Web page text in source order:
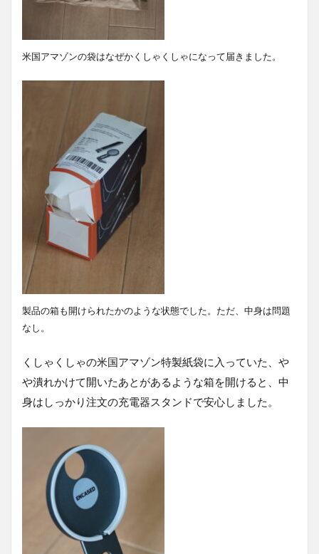
米国アマゾンの袋はなぜかくしゃくしゃになって届きました。
製品の箱も開けられたかのような状態でした。ただ、中身は問題
なし。
くしゃくしゃの米国アマゾン特製紙袋に入っていた、や
や潰れかけて開いたあとがあるような箱を開けると、中
身はしっかり注文の充電器スタンドで安心しました。